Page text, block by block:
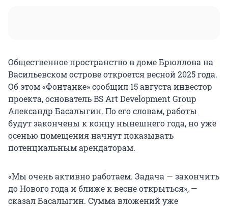
Общественное пространство в доме Брюллова на
Васильевском острове откроется весной 2025 года.
Об этом «Фонтанке» сообщил 15 августа инвестор
проекта, основатель BS Аrt Development Group
Александр Басалыгин. По его словам, работы
будут закончены к концу нынешнего года, но уже
осенью помещения начнут показывать
потенциальным арендаторам.
«Мы очень активно работаем. Задача — закончить
до Нового года и ближе к весне открыться», —
сказал Басалыгин. Сумма вложений уже